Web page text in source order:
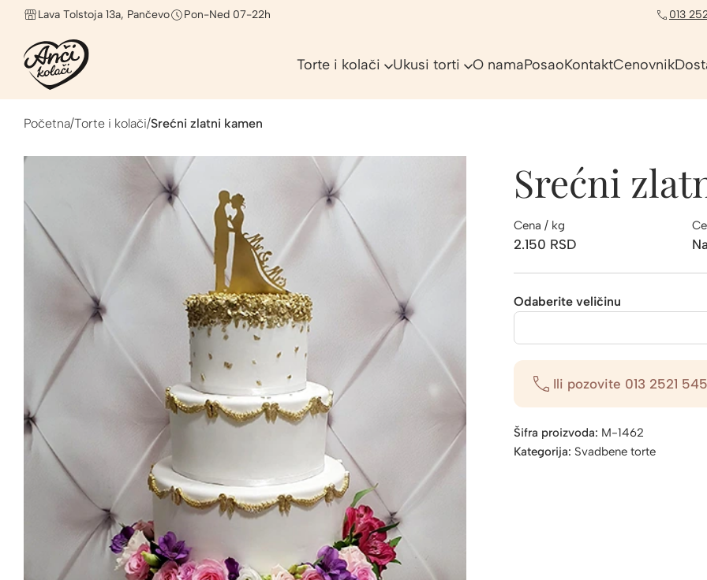
Lava Tolstoja 13a, Pančevo Pon-Ned 07-22h 013
Torte i kolači Ukusi torti O namaPosaoKontaktCenovnik
Početna/Torte i kolači/Srećni zlatni kamen
Srećni
Cena / kg
2.150 RSD
Odaberite veličinu
Ili pozovite 013 2521 545
Šifra proizvoda: M-1462
Kategorija: Svadbene torte